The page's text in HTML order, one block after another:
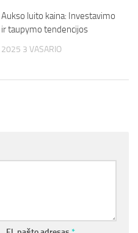
Aukso luito kaina: Investavimo
ir taupymo tendencijos
2025 3 VASARIO